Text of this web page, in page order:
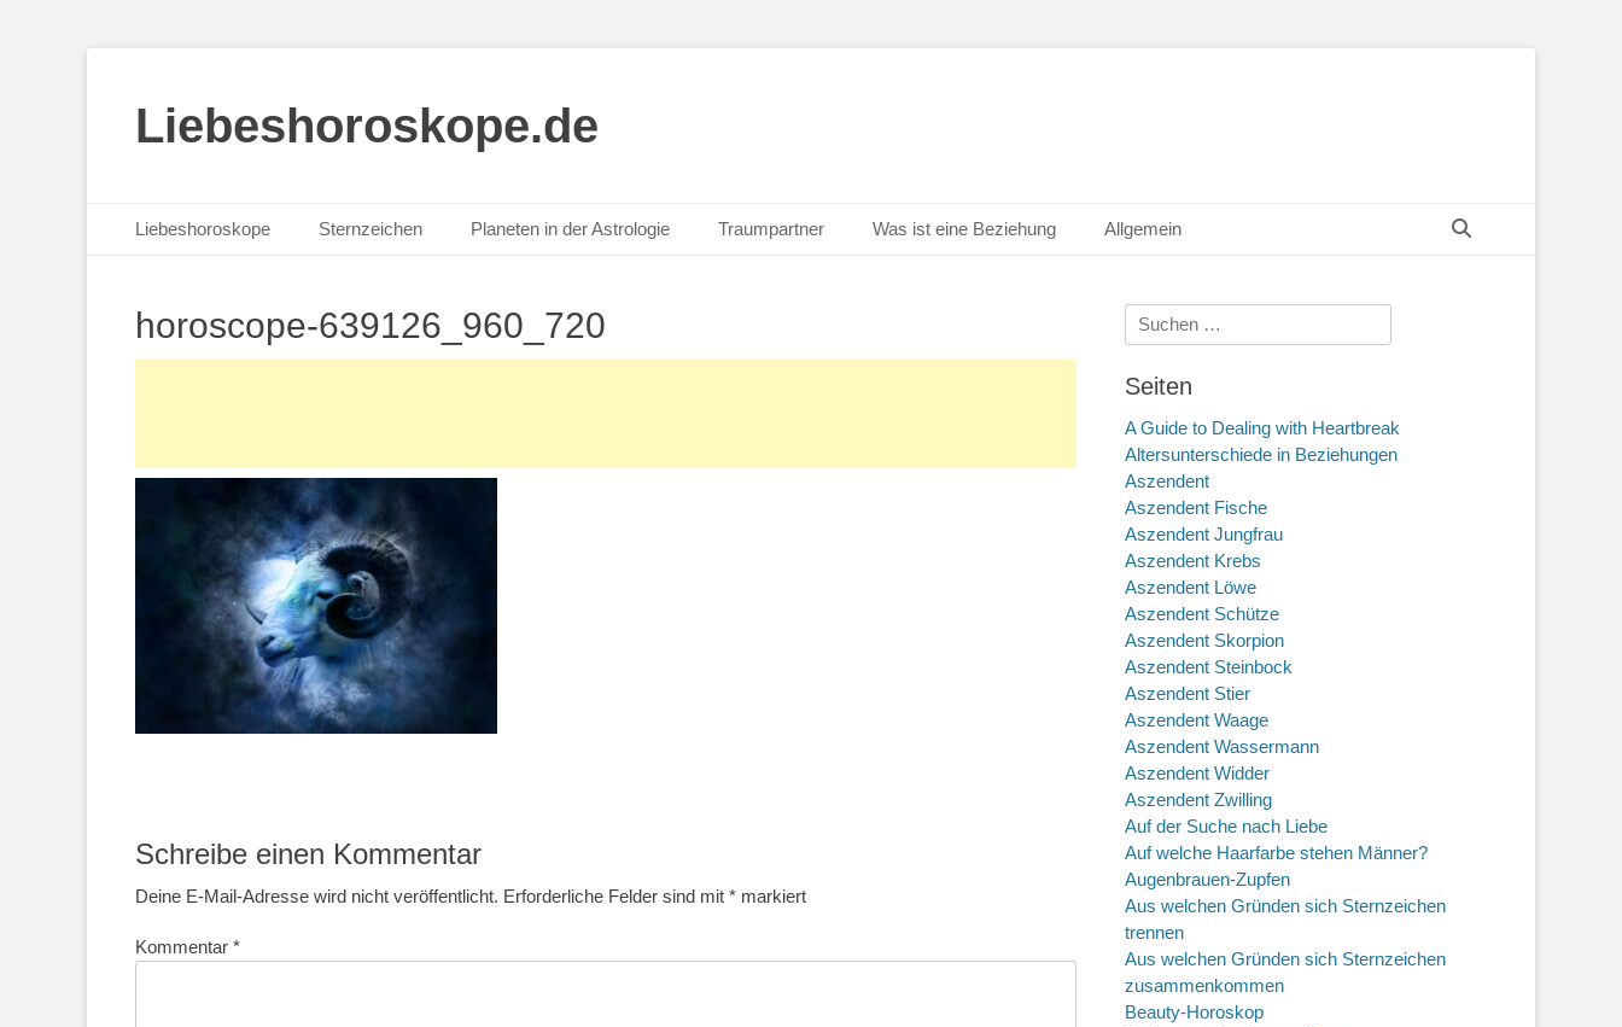
Liebeshoroskope.de
Primäres Menü
Inhalt
Liebeshoroskope Sternzeichen Planeten in der Astrologie Traumpartner Was ist eine Beziehung Allgemein
horoscope-639126_960_720
Schreibe einen Kommentar
Deine E-Mail-Adresse wird nicht veröffentlicht. Erforderliche Felder sind mit * markiert
Kommentar *
Suche
nach:
Seiten
A Guide to Dealing with Heartbreak
Altersunterschiede in Beziehungen
Aszendent
Aszendent Fische
Aszendent Jungfrau
Aszendent Krebs
Aszendent Löwe
Aszendent Schütze
Aszendent Skorpion
Aszendent Steinbock
Aszendent Stier
Aszendent Waage
Aszendent Wassermann
Aszendent Widder
Aszendent Zwilling
Auf der Suche nach Liebe
Auf welche Haarfarbe stehen Männer?
Augenbrauen-Zupfen
Aus welchen Gründen sich Sternzeichen
trennen
Aus welchen Gründen sich Sternzeichen
zusammenkommen
Beauty-Horoskop